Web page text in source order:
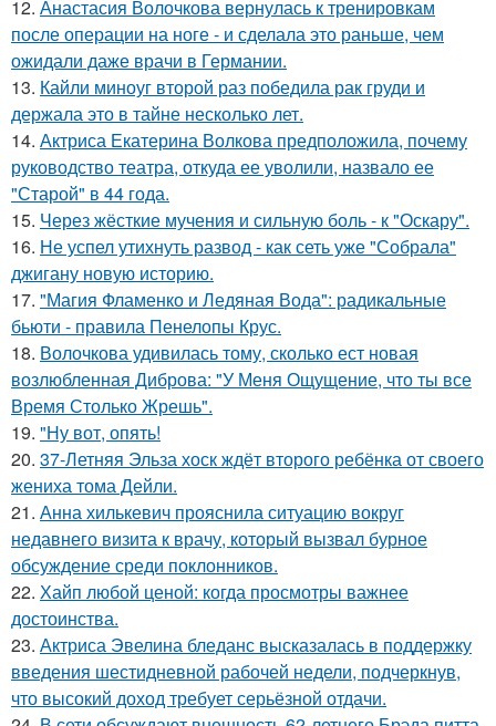
12. Анастасия Волочкова вернулась к тренировкам
после операции на ноге - и сделала это раньше, чем
ожидали даже врачи в Германии.
13. Кайли миноуг второй раз победила рак груди и
держала это в тайне несколько лет.
14. Актриса Екатерина Волкова предположила, почему
руководство театра, откуда ее уволили, назвало ее
"Старой" в 44 года.
15. Через жёсткие мучения и сильную боль - к "Оскару".
16. Не успел утихнуть развод - как сеть уже "Собрала"
джигану новую историю.
17. "Магия Фламенко и Ледяная Вода": радикальные
бьюти - правила Пенелопы Крус.
18. Волочкова удивилась тому, сколько ест новая
возлюбленная Диброва: "У Меня Ощущение, что ты все
Время Столько Жрешь".
19. "Ну вот, опять!
20. 37-Летняя Эльза хоск ждёт второго ребёнка от своего
жениха тома Дейли.
21. Анна хилькевич прояснила ситуацию вокруг
недавнего визита к врачу, который вызвал бурное
обсуждение среди поклонников.
22. Хайп любой ценой: когда просмотры важнее
достоинства.
23. Актриса Эвелина бледанс высказалась в поддержку
введения шестидневной рабочей недели, подчеркнув,
что высокий доход требует серьёзной отдачи.